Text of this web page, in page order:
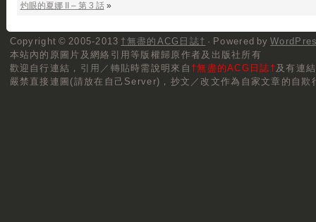
灼眼的夏娜 II – 第 3 話»
Copyright © 2005-2013 †無盡的ACG日誌† · Powered by
本站內的原圖片及網絡引用等版權歸原作者及出版社所有
歡迎自行連結， 引用／轉貼時需說明來自 †無盡的ACG日誌†及有連
嚴禁直接連圖(請放在自己Server)，抄文／改文作為自家文章的自欺